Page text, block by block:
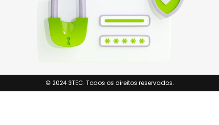
© 2024 3TEC. Todos os direitos reservados.